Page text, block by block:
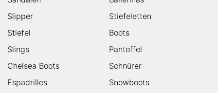
Slipper
Stiefeletten
Stiefel
Boots
Slings
Pantoffel
Chelsea Boots
Schnürer
Espadrilles
Snowboots